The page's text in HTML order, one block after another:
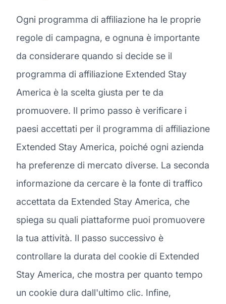
Ogni programma di affiliazione ha le proprie
regole di campagna, e ognuna è importante
da considerare quando si decide se il
programma di affiliazione Extended Stay
America è la scelta giusta per te da
promuovere. Il primo passo è verificare i
paesi accettati per il programma di affiliazione
Extended Stay America, poiché ogni azienda
ha preferenze di mercato diverse. La seconda
informazione da cercare è la fonte di traffico
accettata da Extended Stay America, che
spiega su quali piattaforme puoi promuovere
la tua attività. Il passo successivo è
controllare la durata del cookie di Extended
Stay America, che mostra per quanto tempo
un cookie dura dall'ultimo clic. Infine,